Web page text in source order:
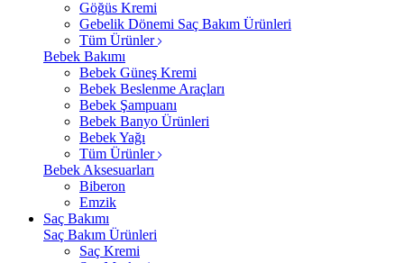
Göğüs Kremi
Gebelik Dönemi Saç Bakım Ürünleri
Tüm Ürünler
Bebek Bakımı
Bebek Güneş Kremi
Bebek Beslenme Araçları
Bebek Şampuanı
Bebek Banyo Ürünleri
Bebek Yağı
Tüm Ürünler
Bebek Aksesuarları
Biberon
Emzik
Saç Bakımı
Saç Bakım Ürünleri
Saç Kremi